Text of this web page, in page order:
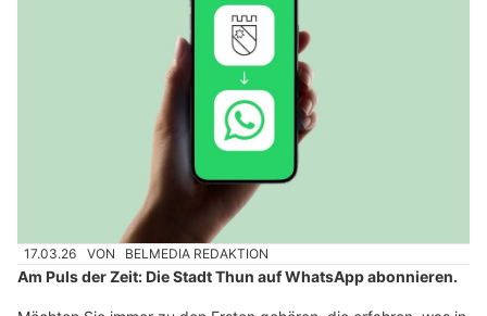
17.03.26 VON BELMEDIA REDAKTION
Am Puls der Zeit: Die Stadt Thun auf WhatsApp abonnieren.